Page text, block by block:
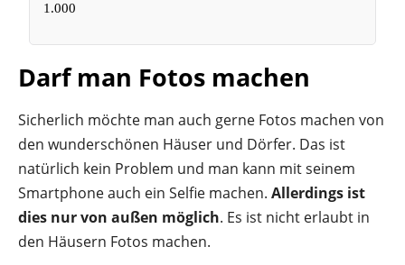
1.000
Darf man Fotos machen
Sicherlich möchte man auch gerne Fotos machen von
den wunderschönen Häuser und Dörfer. Das ist
natürlich kein Problem und man kann mit seinem
Smartphone auch ein Selfie machen. Allerdings ist
dies nur von außen möglich. Es ist nicht erlaubt in
den Häusern Fotos machen.